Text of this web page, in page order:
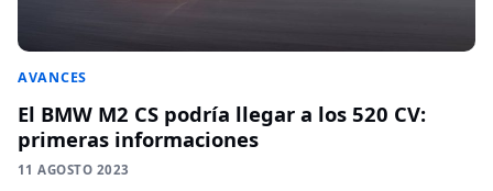
AVANCES
El BMW M2 CS podría llegar a los 520 CV:
primeras informaciones
11 AGOSTO 2023